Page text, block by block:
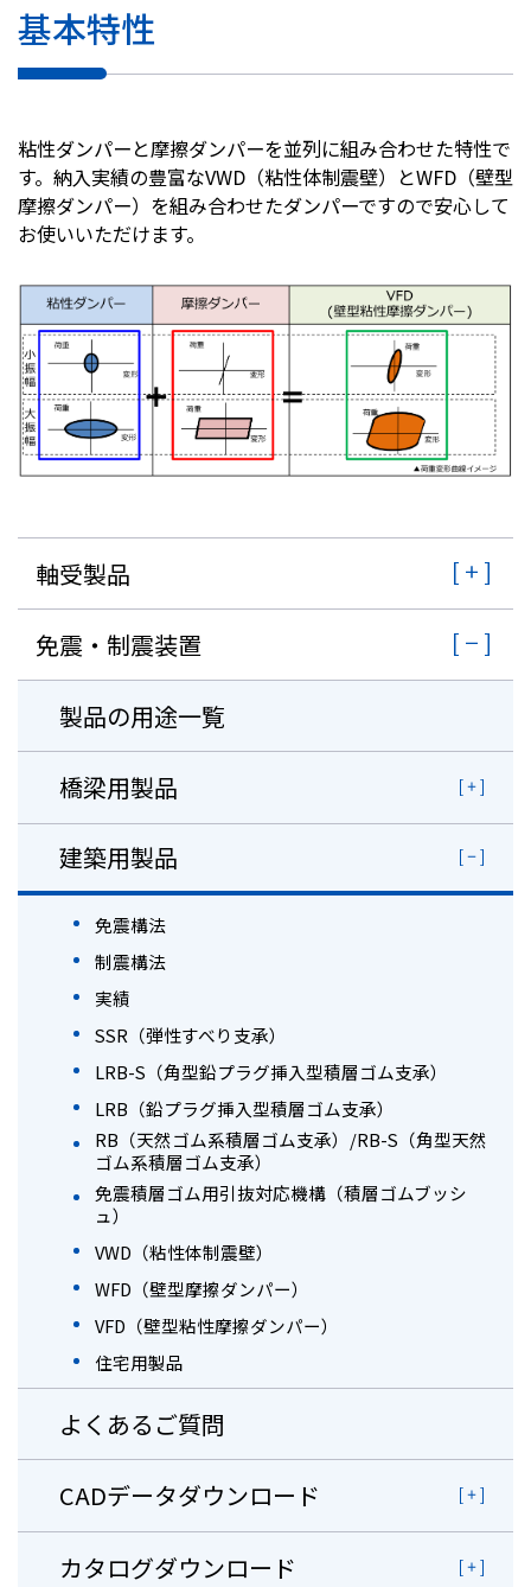
基本特性
粘性ダンパーと摩擦ダンパーを並列に組み合わせた特性で
す。納入実績の豊富なVWD（粘性体制震壁）とWFD（壁型
摩擦ダンパー）を組み合わせたダンパーですので安心して
お使いいただけます。
軸受製品
免震・制震装置
製品の用途一覧
橋梁用製品
建築用製品
免震構法
制震構法
実績
SSR（弾性すべり支承）
LRB-S（角型鉛プラグ挿入型積層ゴム支承）
LRB（鉛プラグ挿入型積層ゴム支承）
RB（天然ゴム系積層ゴム支承）/RB-S（角型天然
ゴム系積層ゴム支承）
免震積層ゴム用引抜対応機構（積層ゴムブッシ
ュ）
VWD（粘性体制震壁）
WFD（壁型摩擦ダンパー）
VFD（壁型粘性摩擦ダンパー）
住宅用製品
よくあるご質問
CADデータダウンロード
カタログダウンロード